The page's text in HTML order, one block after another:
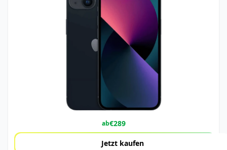
ab€289
Jetzt kaufen